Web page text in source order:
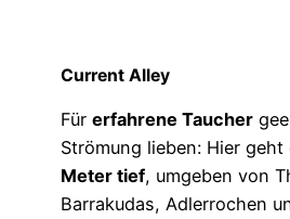
Current Alley
Für erfahrene Taucher
Strömung lieben: Hier
Meter tief, umgeben von
Barrakudas, Adlerrochen